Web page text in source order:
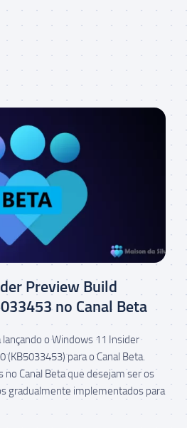
Preview Build
no Canal Beta
o Windows 11 Insider
(KB5033453) para o Canal Beta.
no Canal Beta que desejam ser os
gradualmente implementados para